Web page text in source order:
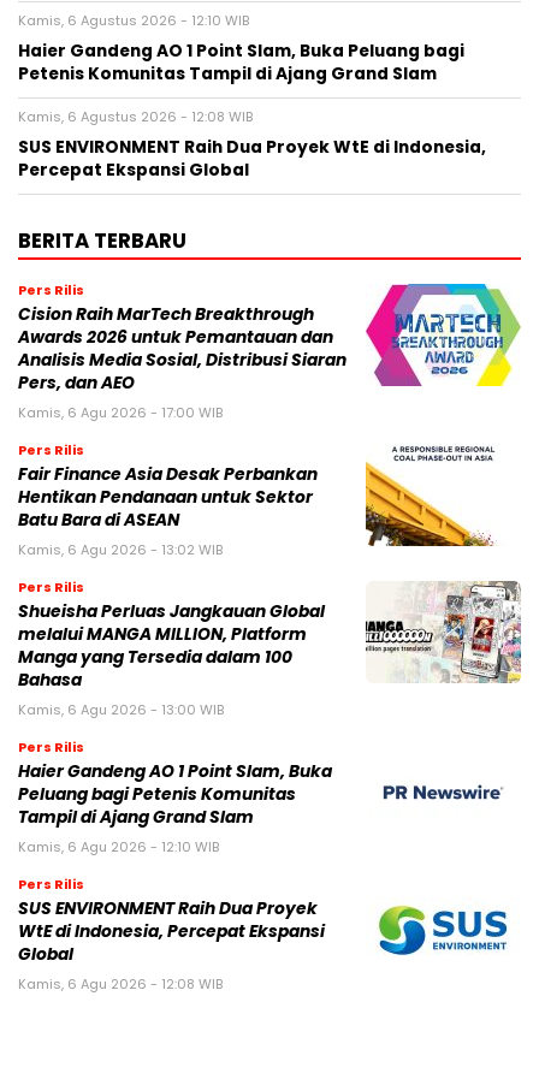
Kamis, 6 Agustus 2026 - 12:10 WIB
Haier Gandeng AO 1 Point Slam, Buka Peluang bagi
Petenis Komunitas Tampil di Ajang Grand Slam
Kamis, 6 Agustus 2026 - 12:08 WIB
SUS ENVIRONMENT Raih Dua Proyek WtE di Indonesia,
Percepat Ekspansi Global
BERITA TERBARU
Pers Rilis
Cision Raih MarTech Breakthrough
Awards 2026 untuk Pemantauan dan
Analisis Media Sosial, Distribusi Siaran
Pers, dan AEO
Kamis, 6 Agu 2026 - 17:00 WIB
Pers Rilis
Fair Finance Asia Desak Perbankan
Hentikan Pendanaan untuk Sektor
Batu Bara di ASEAN
Kamis, 6 Agu 2026 - 13:02 WIB
Pers Rilis
Shueisha Perluas Jangkauan Global
melalui MANGA MILLION, Platform
Manga yang Tersedia dalam 100
Bahasa
Kamis, 6 Agu 2026 - 13:00 WIB
Pers Rilis
Haier Gandeng AO 1 Point Slam, Buka
Peluang bagi Petenis Komunitas
Tampil di Ajang Grand Slam
Kamis, 6 Agu 2026 - 12:10 WIB
Pers Rilis
SUS ENVIRONMENT Raih Dua Proyek
WtE di Indonesia, Percepat Ekspansi
Global
Kamis, 6 Agu 2026 - 12:08 WIB